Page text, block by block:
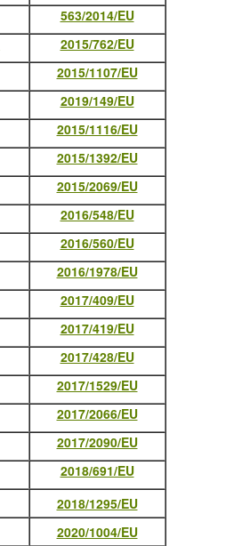
563/2014/EU
2015/762/EU
2015/1107/EU
2019/149/EU
2015/1116/EU
2015/1392/EU
2015/2069/EU
2016/548/EU
2016/560/EU
2016/1978/EU
2017/409/EU
2017/419/EU
2017/428/EU
2017/1529/EU
2017/2066/EU
2017/2090/EU
2018/691/EU
2018/1295/EU
2020/1004/EU